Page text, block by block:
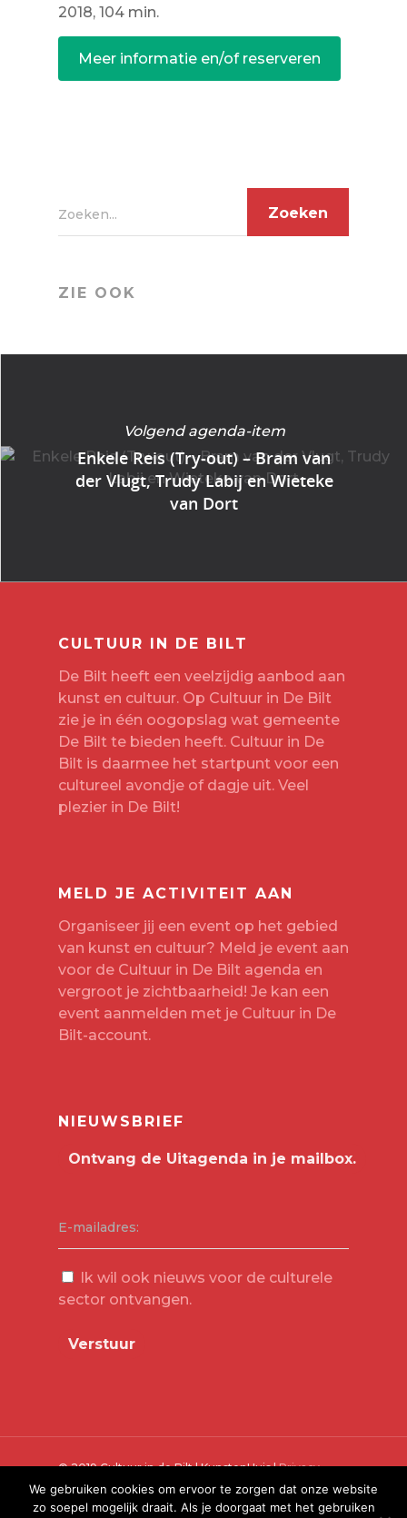
2018, 104 min.
Meer informatie en/of reserveren
Zoeken...
ZIE OOK
Volgend agenda-item
Enkele Reis (Try-out) – Bram van
der Vlugt, Trudy Labij en Wieteke
van Dort
CULTUUR IN DE BILT
De Bilt heeft een veelzijdig aanbod aan
kunst en cultuur. Op Cultuur in De Bilt
zie je in één oogopslag wat gemeente
De Bilt te bieden heeft. Cultuur in De
Bilt is daarmee het startpunt voor een
cultureel avondje of dagje uit. Veel
plezier in De Bilt!
MELD JE ACTIVITEIT AAN
Organiseer jij een event op het gebied
van kunst en cultuur? Meld je event aan
voor de Cultuur in De Bilt agenda en
vergroot je zichtbaarheid! Je kan een
event aanmelden met je Cultuur in De
Bilt-account.
NIEUWSBRIEF
E-mailadres:
Ik wil ook nieuws voor de culturele
sector ontvangen.
© 2019 Cultuur in de Bilt | KunstenHuis |Privacy
Verklaring
We gebruiken cookies om ervoor te zorgen dat onze website
zo soepel mogelijk draait. Als je doorgaat met het gebruiken